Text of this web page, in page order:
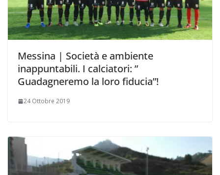
Messina | Società e ambiente
inappuntabili. I calciatori: ”
Guadagneremo la loro fiducia”!
24 Ottobre 2019